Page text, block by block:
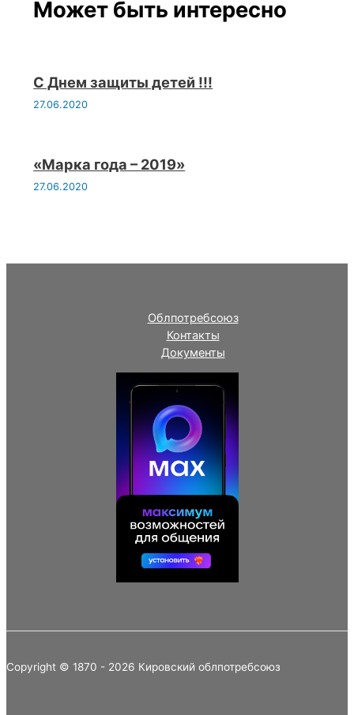
Может быть интересно
С Днем защиты детей !!!
27.06.2020
«Марка года – 2019»
27.06.2020
Облпотребсоюз
Контакты
Документы
Copyright © 1870 - 2026 Кировский облпотребсоюз